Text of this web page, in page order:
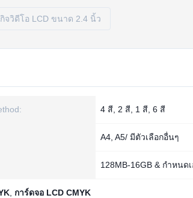
จวิดีโอ LCD ขนาด 2.4 นิ้ว
4 สี, 2 สี, 1 สี, 6 สี
A4, A5/ มีตัวเลือกอื่นๆ
128MB-16GB & กำหนดเ
การ์ดจอ LCD CMYK